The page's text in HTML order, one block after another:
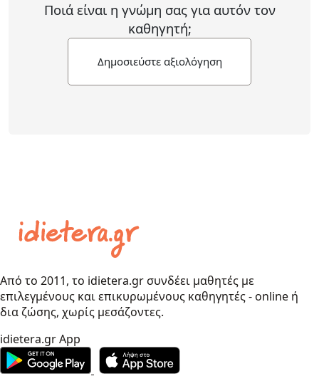
Ποιά είναι η γνώμη σας για αυτόν τον
καθηγητή;
Δημοσιεύστε αξιολόγηση
Από το 2011, το idietera.gr συνδέει μαθητές με
επιλεγμένους και επικυρωμένους καθηγητές - online ή
δια ζώσης, χωρίς μεσάζοντες.
idietera.gr App